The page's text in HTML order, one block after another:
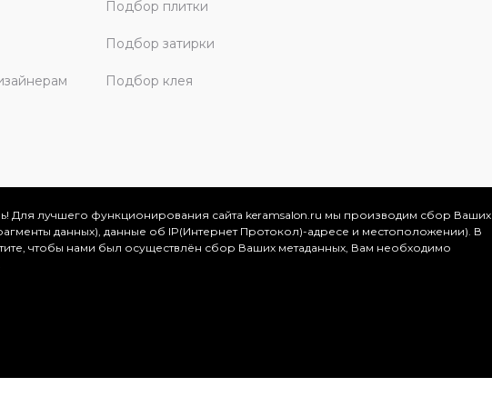
Подбор плитки
Подбор затирки
Подбор клея
и Московской области, 2026
представлена на сайте в ознакомительных целях и ни
определяемой положениями Статьи 437 (2) Гражданского
Для лучшего функционирования сайта keramsalon.ru мы производим сбор Ваших
данных), данные об IP(Интернет Протокол)-адресе и местоположении). В
чтобы нами был осуществлён сбор Ваших метаданных, Вам необходимо